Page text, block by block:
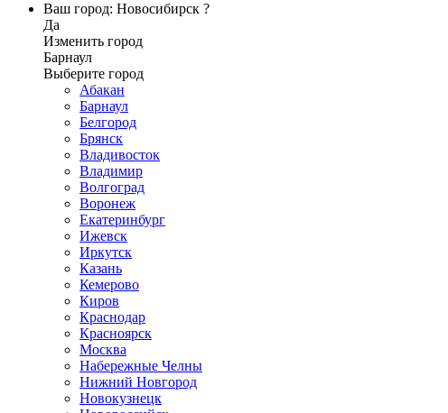
Ваш город: Новосибирск ?
Да
Изменить город
Барнаул
Выберите город
Абакан
Барнаул
Белгород
Брянск
Владивосток
Владимир
Волгоград
Воронеж
Екатеринбург
Ижевск
Иркутск
Казань
Кемерово
Киров
Краснодар
Красноярск
Москва
Набережные Челны
Нижний Новгород
Новокузнецк